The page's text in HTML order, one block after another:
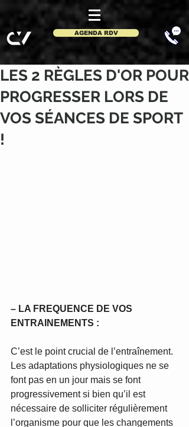
AGENDA RDV
LES 2 RÈGLES D'OR POUR
PROGRESSER LORS DE
VOS SÉANCES DE SPORT
!
– LA FREQUENCE DE VOS
ENTRAINEMENTS :
C’est le point crucial de l’entraînement.
Les adaptations physiologiques ne se
font pas en un jour mais se font
progressivement si bien qu’il est
nécessaire de solliciter régulièrement
l’organisme pour que les changements